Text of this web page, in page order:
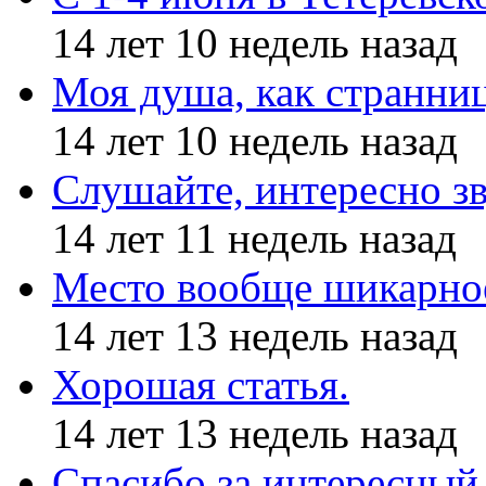
14 лет 10 недель назад
Моя душа, как
14 лет 10 недель назад
Слушайте, интересно
14 лет 11 недель назад
Место вообще
14 лет 13 недель назад
Хорошая статья.
14 лет 13 недель назад